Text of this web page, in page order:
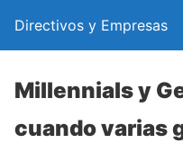
Directivos y Empresas
Millennials y
cuando varias